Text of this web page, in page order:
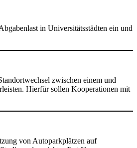
in Universitätsstädten ein und
zwischen einem und
Hierfür sollen Kooperationen mit
von Autoparkplätzen auf